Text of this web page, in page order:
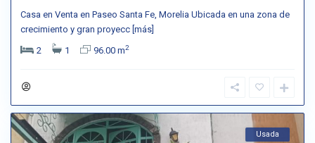
Casa en Venta en Paseo Santa Fe, Morelia Ubicada en una zona de
crecimiento y gran proyecc [más]
2
1 96.00 m2
Usada